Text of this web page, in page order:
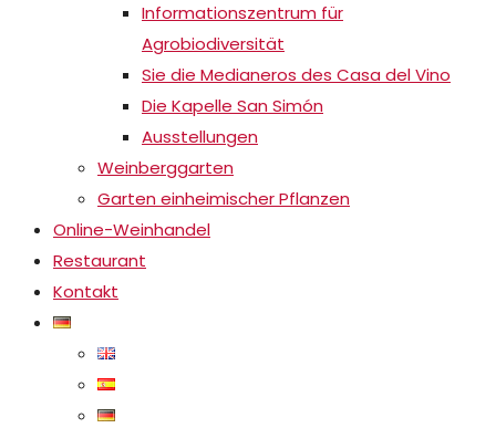
Informationszentrum für
Agrobiodiversität
Sie die Medianeros des Casa del Vino
Die Kapelle San Simón
Ausstellungen
Weinberggarten
Garten einheimischer Pflanzen
Online-Weinhandel
Restaurant
Kontakt